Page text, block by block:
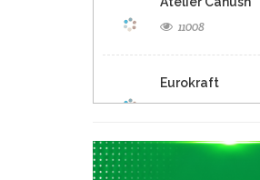
11008
Eurokraft
9492